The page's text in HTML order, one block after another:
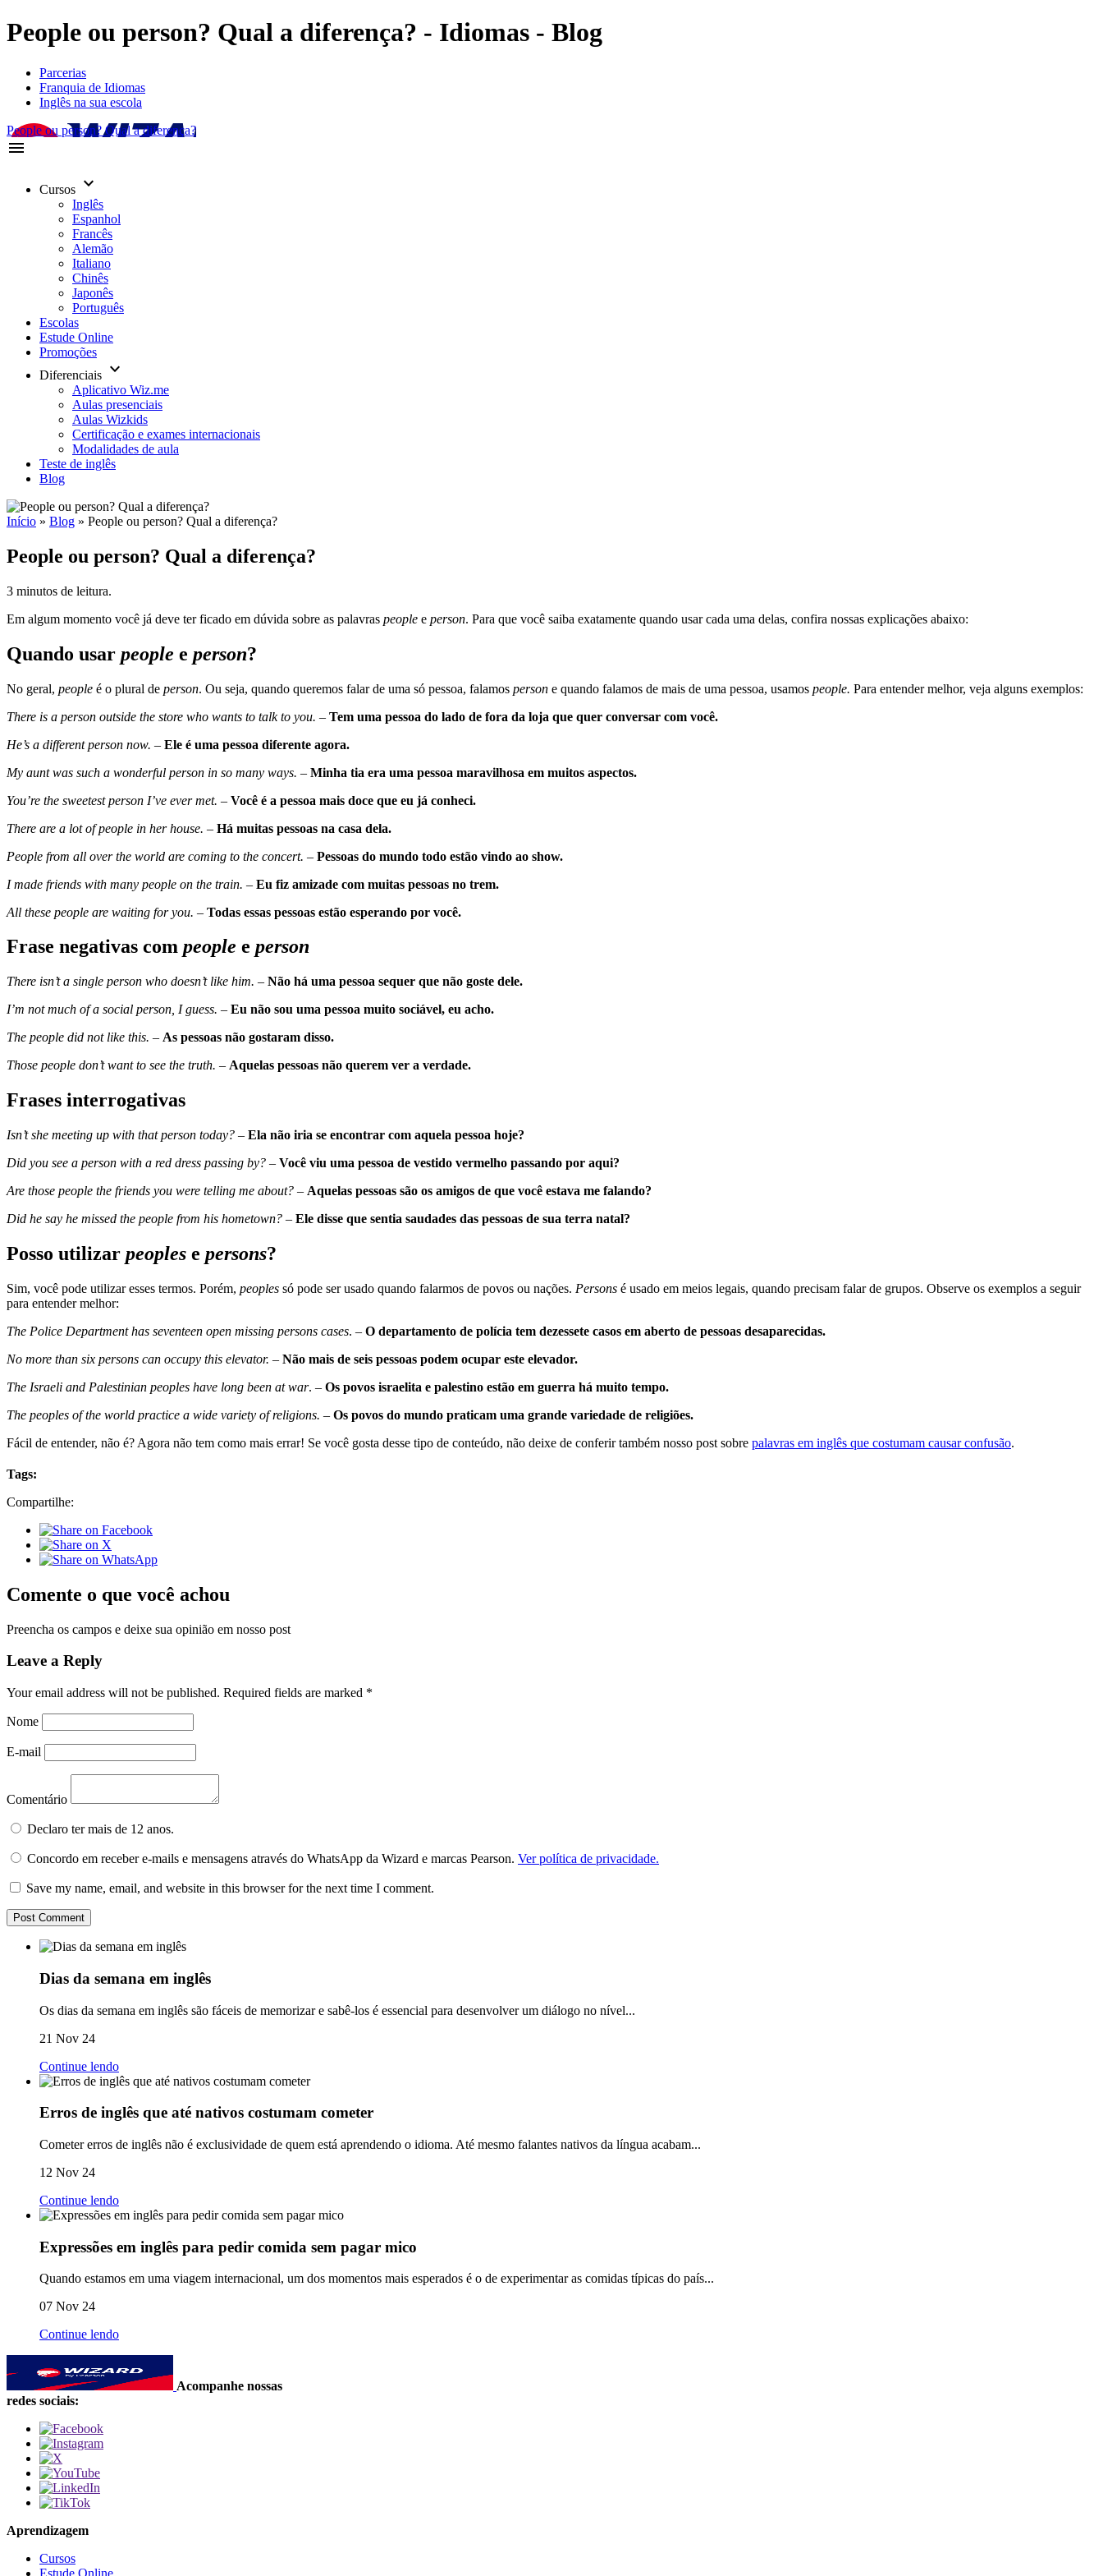
People ou person? Qual a diferença? - Idiomas - Blog
Parcerias
Franquia de Idiomas
Inglês na sua escola
People ou person? Qual a diferença?
menu
Cursos keyboard_arrow_down
Inglês
Espanhol
Francês
Alemão
Italiano
Chinês
Japonês
Português
Escolas
Estude Online
Promoções
Diferenciais keyboard_arrow_down
Aplicativo Wiz.me
Aulas presenciais
Aulas Wizkids
Certificação e exames internacionais
Modalidades de aula
Teste de inglês
Blog
Início » Blog » People ou person? Qual a diferença?
People ou person? Qual a diferença?
3 minutos de leitura.
Em algum momento você já deve ter ficado em dúvida sobre as palavras people e person. Para que você saiba exatamente quando usar cada uma delas, confira nossas explicações abaixo:
Quando usar people e person?
No geral, people é o plural de person. Ou seja, quando queremos falar de uma só pessoa, falamos person e quando falamos de mais de uma pessoa, usamos people. Para entender melhor, veja alguns exemplos:
There is a person outside the store who wants to talk to you. – Tem uma pessoa do lado de fora da loja que quer conversar com você.
He’s a different person now. – Ele é uma pessoa diferente agora.
My aunt was such a wonderful person in so many ways. – Minha tia era uma pessoa maravilhosa em muitos aspectos.
You’re the sweetest person I’ve ever met. – Você é a pessoa mais doce que eu já conheci.
There are a lot of people in her house. – Há muitas pessoas na casa dela.
People from all over the world are coming to the concert. – Pessoas do mundo todo estão vindo ao show.
I made friends with many people on the train. – Eu fiz amizade com muitas pessoas no trem.
All these people are waiting for you. – Todas essas pessoas estão esperando por você.
Frase negativas com people e person
There isn’t a single person who doesn’t like him. – Não há uma pessoa sequer que não goste dele.
I’m not much of a social person, I guess. – Eu não sou uma pessoa muito sociável, eu acho.
The people did not like this. – As pessoas não gostaram disso.
Those people don’t want to see the truth. – Aquelas pessoas não querem ver a verdade.
Frases interrogativas
Isn’t she meeting up with that person today? – Ela não iria se encontrar com aquela pessoa hoje?
Did you see a person with a red dress passing by? – Você viu uma pessoa de vestido vermelho passando por aqui?
Are those people the friends you were telling me about? – Aquelas pessoas são os amigos de que você estava me falando?
Did he say he missed the people from his hometown? – Ele disse que sentia saudades das pessoas de sua terra natal?
Posso utilizar peoples e persons?
Sim, você pode utilizar esses termos. Porém, peoples só pode ser usado quando falarmos de povos ou nações. Persons é usado em meios legais, quando precisam falar de grupos. Observe os exemplos a seguir
para entender melhor:
The Police Department has seventeen open missing persons cases. – O departamento de polícia tem dezessete casos em aberto de pessoas desaparecidas.
No more than six persons can occupy this elevator. – Não mais de seis pessoas podem ocupar este elevador.
The Israeli and Palestinian peoples have long been at war. – Os povos israelita e palestino estão em guerra há muito tempo.
The peoples of the world practice a wide variety of religions. – Os povos do mundo praticam uma grande variedade de religiões.
Fácil de entender, não é? Agora não tem como mais errar! Se você gosta desse tipo de conteúdo, não deixe de conferir também nosso post sobre palavras em inglês que costumam causar confusão.
Tags:
Compartilhe:
Comente o que você achou
Preencha os campos e deixe sua opinião em nosso post
Leave a Reply
Your email address will not be published. Required fields are marked *
Nome
E-mail
Comentário
Declaro ter mais de 12 anos.
Concordo em receber e-mails e mensagens através do WhatsApp da Wizard e marcas Pearson. Ver política de privacidade.
Save my name, email, and website in this browser for the next time I comment.
Dias da semana em inglês
Os dias da semana em inglês são fáceis de memorizar e sabê-los é essencial para desenvolver um diálogo no nível...
21 Nov 24
Continue lendo
Erros de inglês que até nativos costumam cometer
Cometer erros de inglês não é exclusividade de quem está aprendendo o idioma. Até mesmo falantes nativos da língua acabam...
12 Nov 24
Continue lendo
Expressões em inglês para pedir comida sem pagar mico
Quando estamos em uma viagem internacional, um dos momentos mais esperados é o de experimentar as comidas típicas do país...
07 Nov 24
Continue lendo
Acompanhe nossas
redes sociais:
Aprendizagem
Cursos